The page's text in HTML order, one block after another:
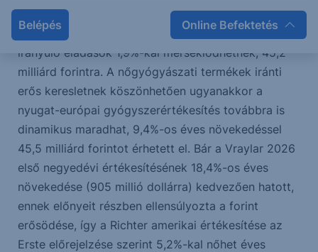
Belépés Online Befektetés
várhatóan 3,1%-kal csökken éves bázison, 42,4
milliárd forintra, míg a közép-európai piacokra
irányuló eladások 1,9%-kal mérséklődhetnek, 45,2
milliárd forintra. A nőgyógyászati termékek iránti
erős keresletnek köszönhetően ugyanakkor a
nyugat-európai gyógyszerértékesítés továbbra is
dinamikus maradhat, 9,4%-os éves növekedéssel
45,5 milliárd forintot érhetett el. Bár a Vraylar 2026
első negyedévi értékesítésének 18,4%-os éves
növekedése (905 millió dollárra) kedvezően hatott,
ennek előnyeit részben ellensúlyozta a forint
erősödése, így a Richter amerikai értékesítése az
Erste előrejelzése szerint 5,2%-kal nőhet éves